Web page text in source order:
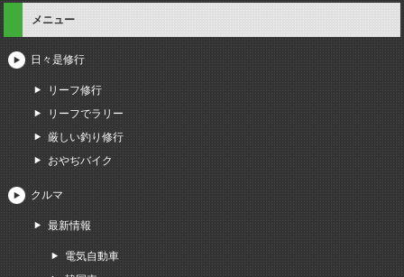
メニュー
日々是修行
リーフ修行
リーフでラリー
厳しい釣り修行
おやぢバイク
クルマ
最新情報
電気自動車